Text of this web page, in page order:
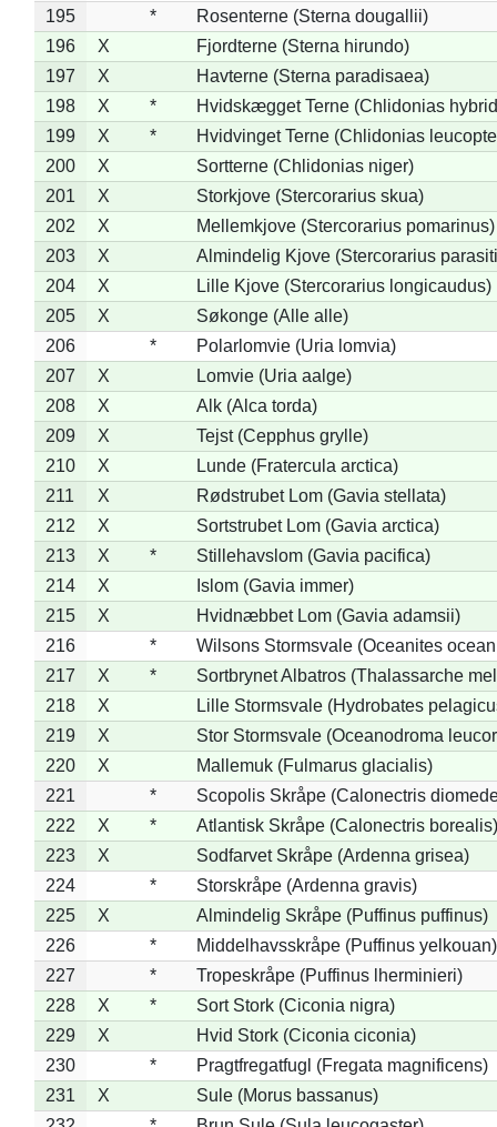
195
*
Rosenterne (Sterna dougallii)
196
X
Fjordterne (Sterna hirundo)
197
X
Havterne (Sterna paradisaea)
198
X *
Hvidskægget Terne (Chlidonias
199
X *
Hvidvinget Terne (Chlidonias
200
X
Sortterne (Chlidonias niger)
201
X
Storkjove (Stercorarius skua)
202
X
Mellemkjove (Stercorarius pomarinus)
203
X
Almindelig Kjove (Stercorarius
204
X
Lille Kjove (Stercorarius longicaudus)
205
X
Søkonge (Alle alle)
206
*
Polarlomvie (Uria lomvia)
207
X
Lomvie (Uria aalge)
208
X
Alk (Alca torda)
209
X
Tejst (Cepphus grylle)
210
X
Lunde (Fratercula arctica)
211
X
Rødstrubet Lom (Gavia stellata)
212
X
Sortstrubet Lom (Gavia arctica)
213
X *
Stillehavslom (Gavia pacifica)
214
X
Islom (Gavia immer)
215
X
Hvidnæbbet Lom (Gavia adamsii)
216
*
Wilsons Stormsvale (Oceanites
217
X *
Sortbrynet Albatros (Thalassarche
218
X
Lille Stormsvale (Hydrobates
219
X
Stor Stormsvale (Oceanodroma
220
X
Mallemuk (Fulmarus glacialis)
221
*
Scopolis Skråpe (Calonectris
222
X *
Atlantisk Skråpe (Calonectris borealis)
223
X
Sodfarvet Skråpe (Ardenna grisea)
224
*
Storskråpe (Ardenna gravis)
225
X
Almindelig Skråpe (Puffinus puffinus)
226
*
Middelhavsskråpe (Puffinus yelkouan)
227
*
Tropeskråpe (Puffinus lherminieri)
228
X *
Sort Stork (Ciconia nigra)
229
X
Hvid Stork (Ciconia ciconia)
230
*
Pragtfregatfugl (Fregata magnificens)
231
X
Sule (Morus bassanus)